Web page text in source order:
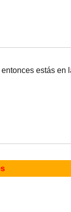
entonces estás en